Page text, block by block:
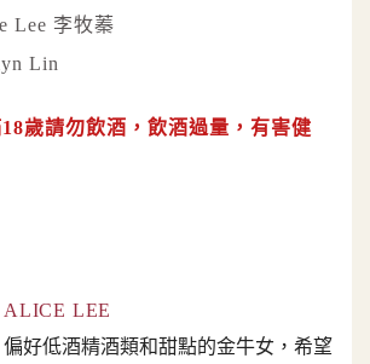
Lee 李牧蓁
Lin
歲請勿飲酒，飲酒過量，有害健
ALICE LEE
偏好低酒精酒類和甜點的金牛女，希望